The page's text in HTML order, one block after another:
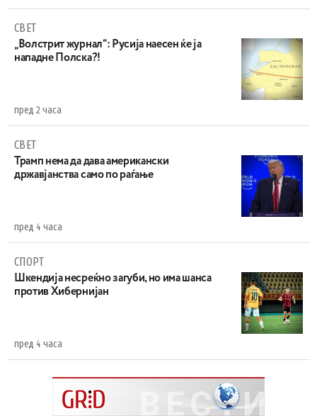
СВЕТ
„Волстрит журнал“: Русија наесен ќе ја
нападне Полска?!
пред 2 часа
СВЕТ
Трамп нема да дава американски
државјанства само по раѓање
пред 4 часа
СПОРТ
Шкендија несреќно загуби, но има шанса
против Хибернијан
пред 4 часа